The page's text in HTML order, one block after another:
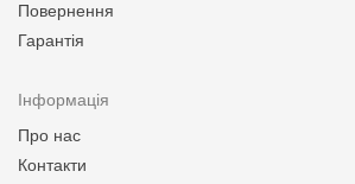
Повернення
Гарантія
Інформація
Про нас
Контакти